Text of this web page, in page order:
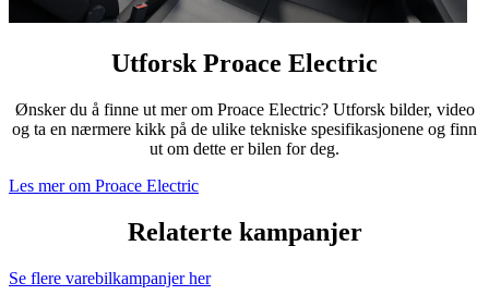
Utforsk Proace Electric
Ønsker du å finne ut mer om Proace Electric? Utforsk bilder, video
og ta en nærmere kikk på de ulike tekniske spesifikasjonene og finn
ut om dette er bilen for deg.
Les mer om Proace Electric
Relaterte kampanjer
Se flere varebilkampanjer her